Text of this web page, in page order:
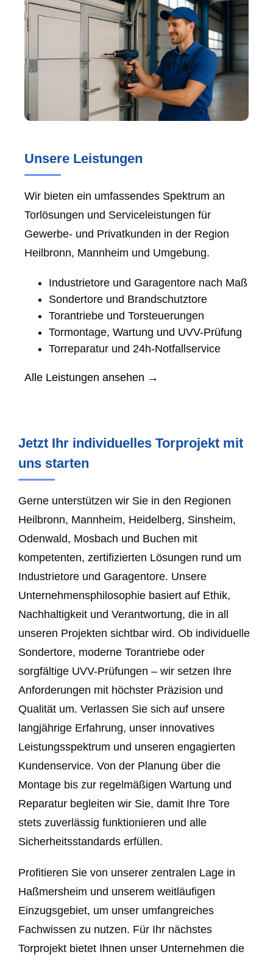
Unsere Leistungen
Wir bieten ein umfassendes Spektrum an
Torlösungen und Serviceleistungen für
Gewerbe- und Privatkunden in der Region
Heilbronn, Mannheim und Umgebung.
Industrietore und Garagentore nach Maß
Sondertore und Brandschutztore
Torantriebe und Torsteuerungen
Tormontage, Wartung und UVV-Prüfung
Torreparatur und 24h-Notfallservice
Alle Leistungen ansehen →
Jetzt Ihr individuelles Torprojekt mit
uns starten
Gerne unterstützen wir Sie in den Regionen
Heilbronn, Mannheim, Heidelberg, Sinsheim,
Odenwald, Mosbach und Buchen mit
kompetenten, zertifizierten Lösungen rund um
Industrietore und Garagentore. Unsere
Unternehmensphilosophie basiert auf Ethik,
Nachhaltigkeit und Verantwortung, die in all
unseren Projekten sichtbar wird. Ob individuelle
Sondertore, moderne Torantriebe oder
sorgfältige UVV-Prüfungen – wir setzen Ihre
Anforderungen mit höchster Präzision und
Qualität um. Verlassen Sie sich auf unsere
langjährige Erfahrung, unser innovatives
Leistungsspektrum und unseren engagierten
Kundenservice. Von der Planung über die
Montage bis zur regelmäßigen Wartung und
Reparatur begleiten wir Sie, damit Ihre Tore
stets zuverlässig funktionieren und alle
Sicherheitsstandards erfüllen.
Profitieren Sie von unserer zentralen Lage in
Haßmersheim und unserem weitläufigen
Einzugsgebiet, um unser umfangreiches
Fachwissen zu nutzen. Für Ihr nächstes
Torprojekt bietet Ihnen unser Unternehmen die